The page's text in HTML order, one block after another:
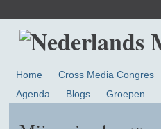
Home Cross Media Congres
Agenda
Blogs Groepen